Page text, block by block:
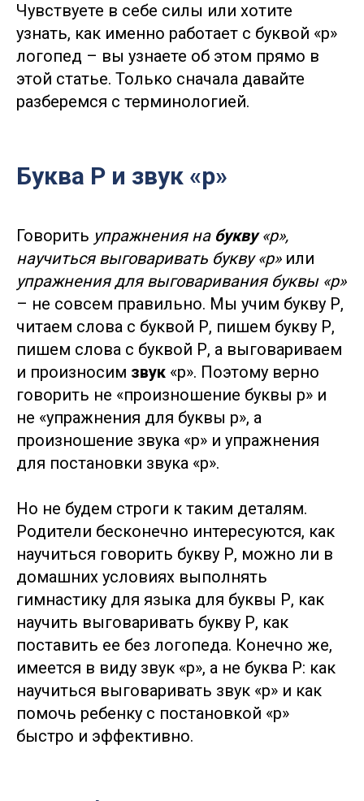
Чувствуете в себе силы или хотите
узнать, как именно работает с буквой «р»
логопед – вы узнаете об этом прямо в
этой статье. Только сначала давайте
разберемся с терминологией.
Буква Р и звук «р»
Говорить упражнения на букву«р»,
научиться выговаривать букву «р» или
упражнения для выговаривания буквы «р»
– не совсем правильно. Мы учим букву Р,
читаем слова с буквой Р, пишем букву Р,
пишем слова с буквой Р, а выговариваем
и произносим звук «р». Поэтому верно
говорить не «произношение буквы р» и
не «упражнения для буквы р», а
произношение звука «р» и упражнения
для постановки звука «р».
Но не будем строги к таким деталям.
Родители бесконечно интересуются, как
научиться говорить букву Р, можно ли в
домашних условиях выполнять
гимнастику для языка для буквы Р, как
научить выговаривать букву Р, как
поставить ее без логопеда. Конечно же,
имеется в виду звук «р», а не буква Р: как
научиться выговаривать звук «р» и как
помочь ребенку с постановкой «р»
быстро и эффективно.